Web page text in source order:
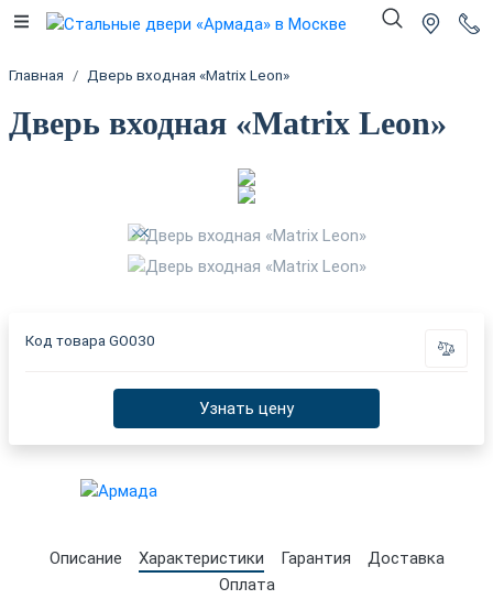
Главная Дверь входная «Matrix Leon»
Дверь входная «Matrix Leon»
Описание Характеристики Гарантия
Доставка
Оплата
Код товара GO030
Узнать цену